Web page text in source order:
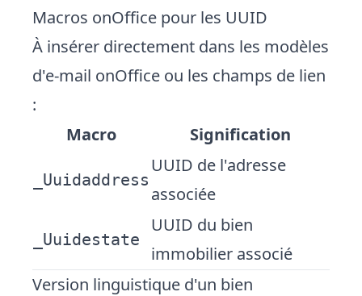
Macros onOffice pour les UUID
À insérer directement dans les modèles
d'e-mail onOffice ou les champs de lien
:
Macro
Signification
_Uuidaddress
UUID de l'adresse
associée
_Uuidestate
UUID du bien
immobilier associé
Version linguistique d'un bien